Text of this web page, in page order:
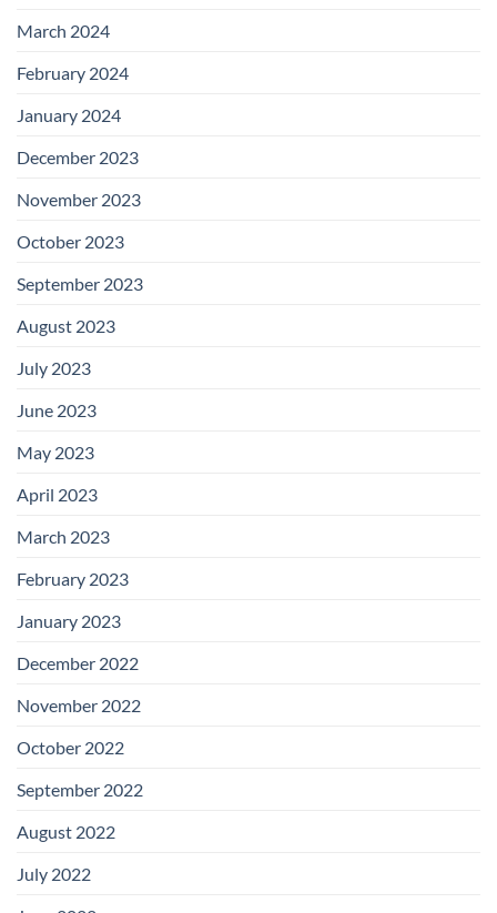
March 2024
February 2024
January 2024
December 2023
November 2023
October 2023
September 2023
August 2023
July 2023
June 2023
May 2023
April 2023
March 2023
February 2023
January 2023
December 2022
November 2022
October 2022
September 2022
August 2022
July 2022